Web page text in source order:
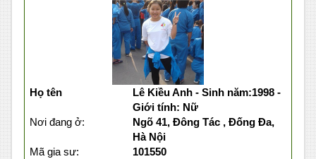
Họ tên
Lê Kiều Anh - Sinh năm:1998 -
Giới tính: Nữ
Nơi đang ở:
Ngõ 41, Đông Tác , Đống Đa,
Hà Nội
Mã gia sư:
101550